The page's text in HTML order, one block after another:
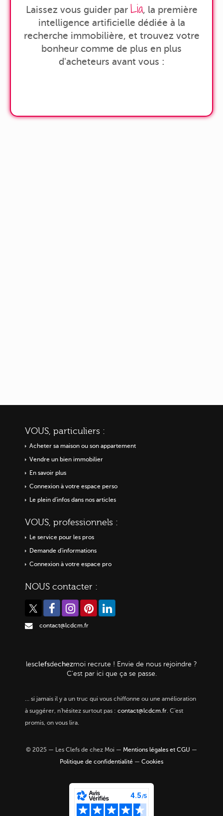
Laissez vous guider par Lia, la première
intelligence artificielle dédiée à la
recherche immobilière, et trouvez votre
bonheur comme de plus en plus
d'acheteurs avant vous :
VOUS, particuliers :
Acheter sa maison ou son appartement
Vendre un bien immobilier
En savoir plus
Connexion à votre espace perso
Le plein d'infos dans nos articles
VOUS, professionnels :
Le service pour les pros
Demande d'informations
Connexion à votre espace pro
NOUS contacter :
contact@lcdcm.fr
lesclefsdechezmoi recrute ! Envie de nous rejoindre ?
C'est par ici que ça se passe.
… si jamais il y a un truc qui vous chiffonne ou une amélioration
à suggérer, n'hésitez surtout pas : contact@lcdcm.fr. C'est
promis, on vous lira.
© 2025 — Les Clefs de chez Moi — Mentions légales et CGU —
Politique de confidentialité — Cookies